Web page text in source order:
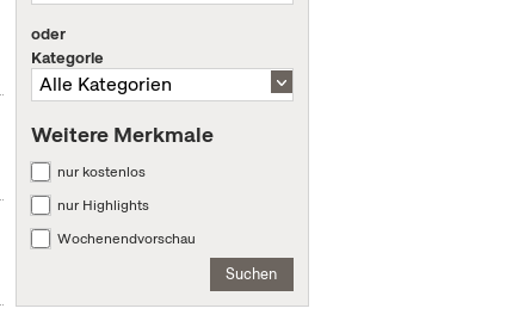
oder
Kategorie
Weitere Merkmale
nur kostenlos
nur Highlights
Wochenendvorschau
Suchen